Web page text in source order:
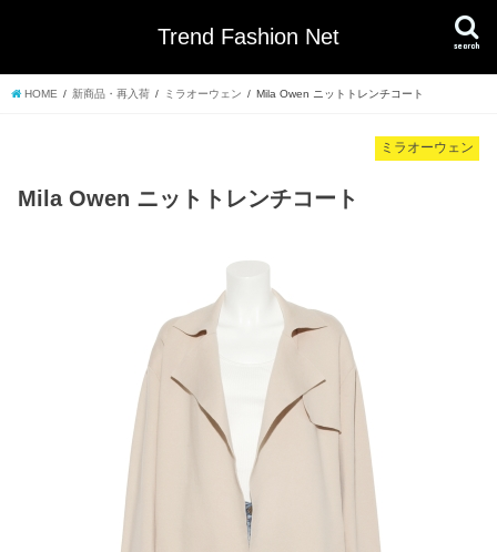
Trend Fashion Net search
HOME 新商品・再入荷 ミラオーウェン Mila Owen ニットトレンチコート
ミラオーウェン
Mila Owen ニットトレンチコート